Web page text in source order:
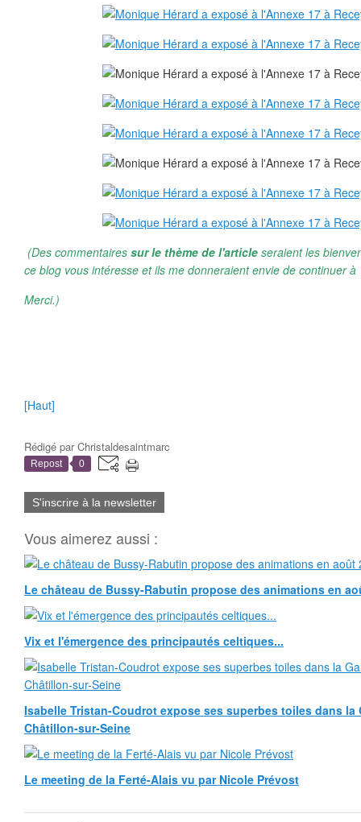
(Des commentaires sur le thème de l'article seraient les
ce blog vous intéresse et ils me donneraient envie de continuer
Merci.)
[Haut]
Rédigé parChristaldesaintmarc
Repost 0
S'inscrire à la newsletter
Vous aimerez aussi :
Le château de Bussy-Rabutin propose des animations en
Vix et l'émergence des principautés celtiques...
Isabelle Tristan-Coudrot expose ses superbes toiles dans la
Châtillon-sur-Seine
Le meeting de la Ferté-Alais vu par Nicole Prévost